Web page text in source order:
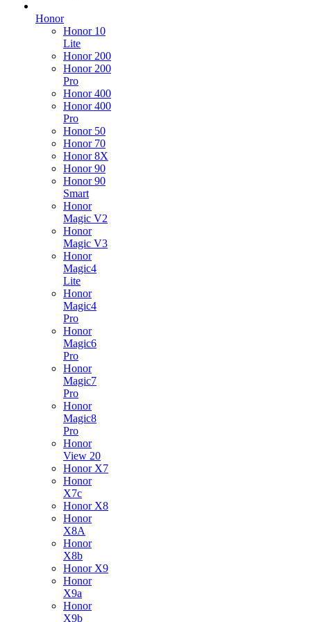
Honor
Honor 10
Lite
Honor 200
Honor 200
Pro
Honor 400
Honor 400
Pro
Honor 50
Honor 70
Honor 8X
Honor 90
Honor 90
Smart
Honor
Magic V2
Honor
Magic V3
Honor
Magic4
Lite
Honor
Magic4
Pro
Honor
Magic6
Pro
Honor
Magic7
Pro
Honor
Magic8
Pro
Honor
View 20
Honor X7
Honor
X7c
Honor X8
Honor
X8A
Honor
X8b
Honor X9
Honor
X9a
Honor
X9b